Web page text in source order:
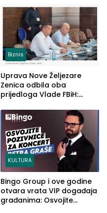
Biznis
Uprava Nove Željezare
Zenica odbila oba
prijedloga Vlade FBiH:
rješenje
KULTURA
Bingo Group i ove godine
otvara vrata VIP događaja
građanima: Osvojite